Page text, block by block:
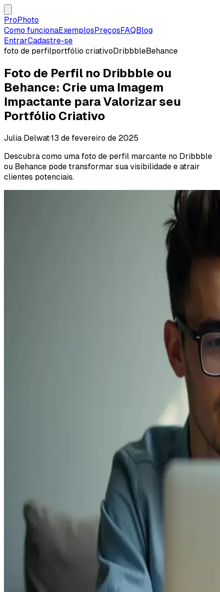
ProPhoto
Como funcionaExemplosPreçosFAQBlog
EntrarCadastre-se
foto de perfilportfólio criativoDribbbleBehance
Foto de Perfil no Dribbble ou
Behance: Crie uma Imagem
Impactante para Valorizar seu
Portfólio Criativo
Julia Delwat·13 de fevereiro de 2025
Descubra como uma foto de perfil marcante no Dribbble
ou Behance pode transformar sua visibilidade e atrair
clientes potenciais.